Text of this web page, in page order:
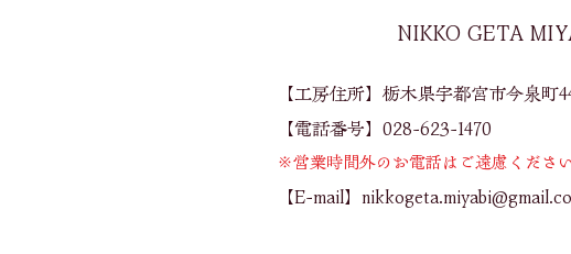
​NIKKO GETA
【工房住所】栃木県宇都宮市今泉町
【電話番号】028-623-1470
※営業時間外のお電話はご遠慮ください
【E-mail】